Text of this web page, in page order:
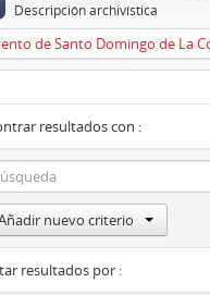
Descripción archivística
resultados con :
nuevo criterio
resultados por :